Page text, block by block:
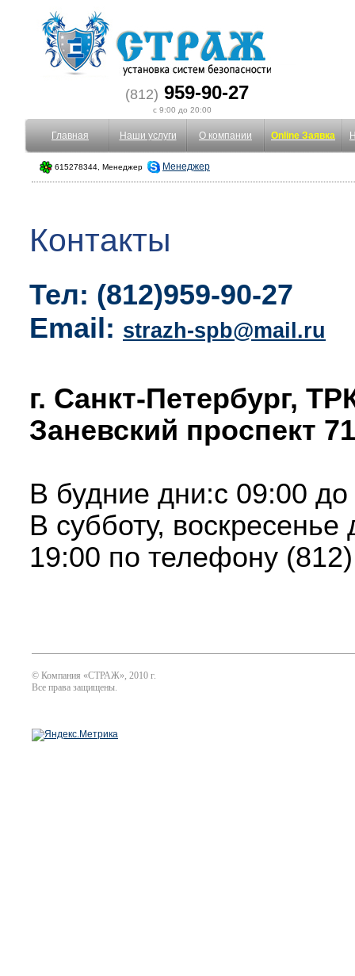
(812) 959-90-27
с 9:00 до 20:00
Главная Наши услуги О компании Online Заявка
615278344, Менеджер Менеджер
Контакты
Тел: (812)959-90-27
Email: strazh-spb@mail.ru
г. Санкт-Петербург,
Заневский проспект
В будние дни:с 09:00
В субботу,
19:00 по телефону
© Компания «СТРАЖ», 2010 г.
Все права защищены.